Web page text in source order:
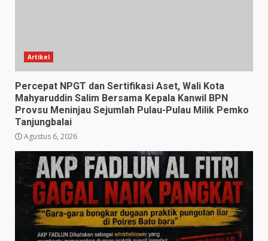
Artikel
Percepat NPGT dan Sertifikasi Aset, Wali Kota
Mahyaruddin Salim Bersama Kepala Kanwil BPN
Provsu Meninjau Sejumlah Pulau-Pulau Milik Pemko
Tanjungbalai
Agustus 6, 2026